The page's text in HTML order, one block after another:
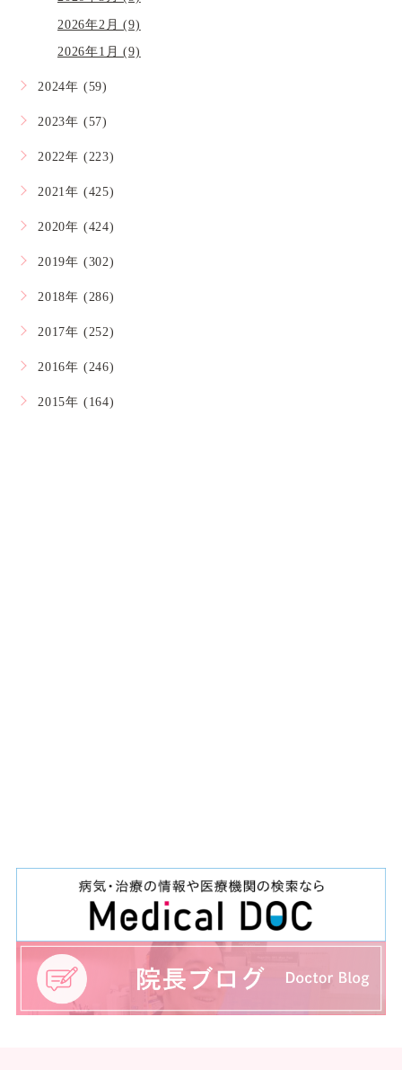
2026年2月 (9)
2026年1月 (9)
2024年 (59)
2023年 (57)
2022年 (223)
2021年 (425)
2020年 (424)
2019年 (302)
2018年 (286)
2017年 (252)
2016年 (246)
2015年 (164)